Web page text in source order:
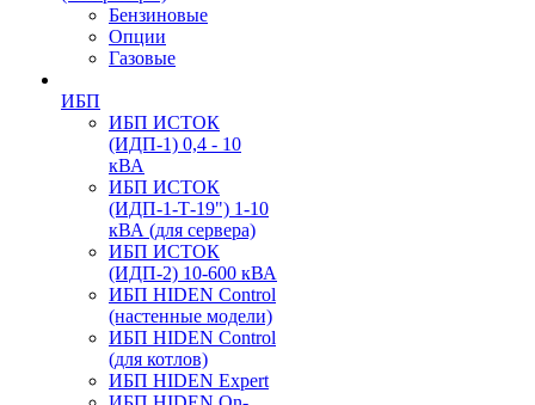
Бензиновые
Опции
Газовые
ИБП
ИБП ИСТОК
(ИДП-1) 0,4 - 10
кВА
ИБП ИСТОК
(ИДП-1-Т-19") 1-10
кВА (для сервера)
ИБП ИСТОК
(ИДП-2) 10-600 кВА
ИБП HIDEN Control
(настенные модели)
ИБП HIDEN Control
(для котлов)
ИБП HIDEN Expert